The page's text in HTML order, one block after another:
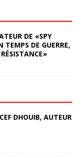
DE «SPY
TEMPS DE GUERRE,
DHOUIB, AUTEUR